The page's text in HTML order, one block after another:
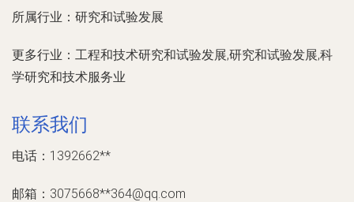
所属行业： 研究和试验发展
更多行业： 工程和技术研究和试验发展,研究和试验发展,科
学研究和技术服务业
联系我们
电话：1392662**
邮箱：3075668**364@qq.com